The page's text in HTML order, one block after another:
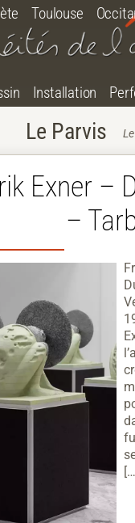
Toulouse
Installation
Le Parvis
Exner –
–